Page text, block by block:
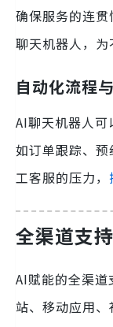
确保服务的连
聊天机器人，为
自动化流程
AI聊天机器人可
如订单跟踪、
工客服的压力，
全渠道支
AI赋能的全渠
站、移动应用